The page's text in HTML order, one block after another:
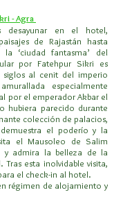
- Agra
desayunar en el hotel,
de Rajastán hasta
‘ciudad fantasma’ del
por Fatehpur Sikri es
al cenit del imperio
especialmente
por el emperador Akbar el
hubiera parecido durante
colección de palacios,
el poderío y la
el Mausoleo de Salim
y admira la belleza de la
Tras esta inolvidable visita,
el check-in al hotel.
régimen de alojamiento y